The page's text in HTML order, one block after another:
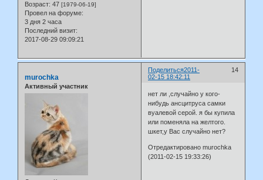
Возраст: 47 [1979-06-19]
Провел на форуме:
3 дня 2 часа
Последний визит:
2017-08-29 09:09:21
Поделиться 14
2011-
02-15 18:42:11
murochka
Активный участник
нет ли ,случайно у кого-
нибудь ансцитруса самки
вуалевой серой. я бы купила
или поменяла на желтого.
шкет,у Вас случайно нет?
Отредактировано murochka
(2011-02-15 19:33:26)